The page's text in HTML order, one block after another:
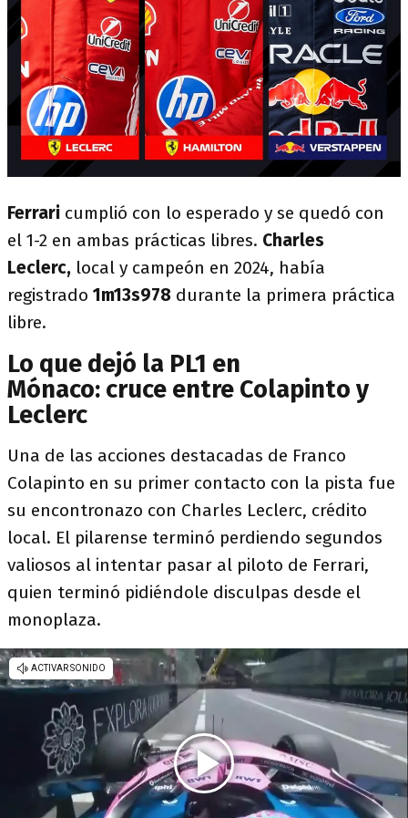
Ferrari cumplió con lo esperado y se quedó con
el 1-2 en ambas prácticas libres. Charles
Leclerc, local y campeón en 2024, había
registrado 1m13s978 durante la primera práctica
libre.
Lo que dejó la PL1 en
Mónaco: cruce entre Colapinto y
Leclerc
Una de las acciones destacadas de Franco
Colapinto en su primer contacto con la pista fue
su encontronazo con Charles Leclerc, crédito
local. El pilarense terminó perdiendo segundos
valiosos al intentar pasar al piloto de Ferrari,
quien terminó pidiéndole disculpas desde el
monoplaza.